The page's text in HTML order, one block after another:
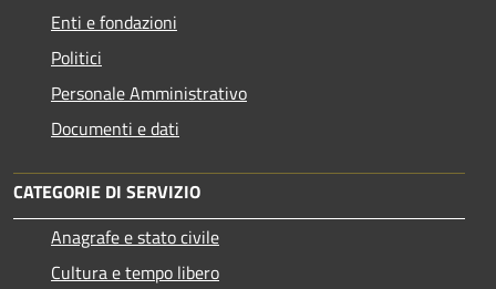
Enti e fondazioni
Politici
Personale Amministrativo
Documenti e dati
CATEGORIE DI SERVIZIO
Anagrafe e stato civile
Cultura e tempo libero